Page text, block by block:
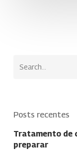
Posts recentes
Tratamento de
preparar